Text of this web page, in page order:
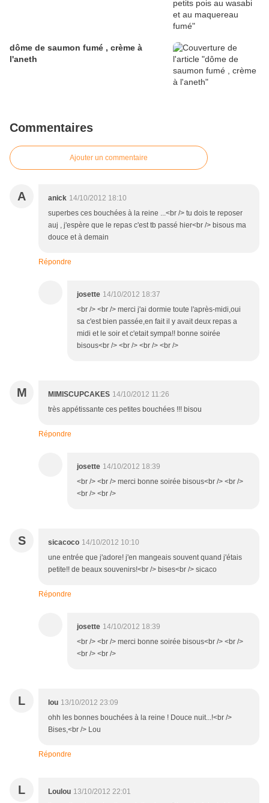
dôme de saumon fumé , crème à
l'aneth
Commentaires
Ajouter un commentaire
A anick 14/10/2012 18:10
superbes ces bouchées à la reine ...<br /> tu dois te reposer
auj , j'espère que le repas c'est tb passé hier<br /> bisous ma
douce et à demain
Répondre
josette 14/10/2012 18:37
<br /> <br /> merci j'ai dormie toute l'après-midi,oui
sa c'est bien passée,en fait il y avait deux repas a
midi et le soir et c'etait sympa!! bonne soirée
bisous<br /> <br /> <br /> <br />
M MIMISCUPCAKES 14/10/2012 11:26
très appétissante ces petites bouchées !!! bisou
Répondre
josette 14/10/2012 18:39
<br /> <br /> merci bonne soirée bisous<br /> <br />
<br /> <br />
S sicacoco 14/10/2012 10:10
une entrée que j'adore! j'en mangeais souvent quand j'étais
petite!! de beaux souvenirs!<br /> bises<br /> sicaco
Répondre
josette 14/10/2012 18:39
<br /> <br /> merci bonne soirée bisous<br /> <br />
<br /> <br />
L lou 13/10/2012 23:09
ohh les bonnes bouchées à la reine ! Douce nuit...!<br />
Bises,<br /> Lou
Répondre
L Loulou 13/10/2012 22:01